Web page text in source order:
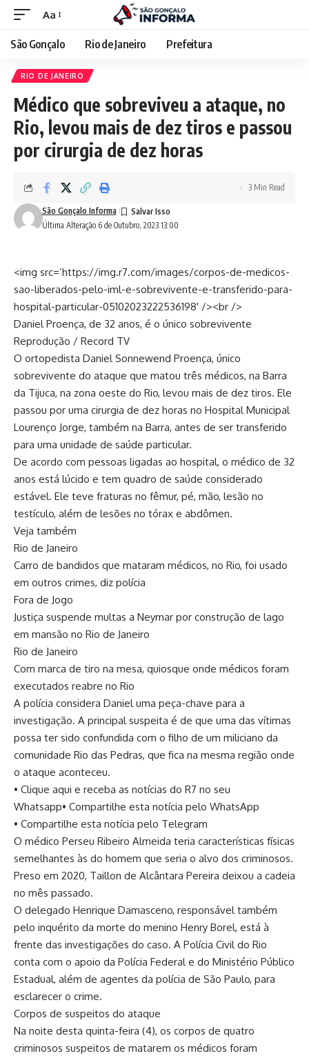
Aa
São Gonçalo Rio de Janeiro Prefeitura
RIO DE JANEIRO
Médico que sobreviveu a ataque, no
Rio, levou mais de dez tiros e passou
por cirurgia de dez horas
Última Alteração 6 de Outubro, 2023 13:00
São Gonçalo Informa
3 Min Read
<img src=’https://img.r7.com/images/corpos-de-medicos-
sao-liberados-pelo-iml-e-sobrevivente-e-transferido-para-
hospital-particular-05102023222536198′ /><br />
Daniel Proença, de 32 anos, é o único sobrevivente
Reprodução / Record TV
O ortopedista Daniel Sonnewend Proença, único
sobrevivente do ataque que matou três médicos, na Barra
da Tijuca, na zona oeste do Rio, levou mais de dez tiros. Ele
passou por uma cirurgia de dez horas no Hospital Municipal
Lourenço Jorge, também na Barra, antes de ser transferido
para uma unidade de saúde particular.
De acordo com pessoas ligadas ao hospital, o médico de 32
anos está lúcido e tem quadro de saúde considerado
estável. Ele teve fraturas no fêmur, pé, mão, lesão no
testículo, além de lesões no tórax e abdômen.
Veja também
Rio de Janeiro
Carro de bandidos que mataram médicos, no Rio, foi usado
em outros crimes, diz polícia
Fora de Jogo
Justiça suspende multas a Neymar por construção de lago
em mansão no Rio de Janeiro
Rio de Janeiro
Com marca de tiro na mesa, quiosque onde médicos foram
executados reabre no Rio
A polícia considera Daniel uma peça-chave para a
investigação. A principal suspeita é de que uma das vítimas
possa ter sido confundida com o filho de um miliciano da
comunidade Rio das Pedras, que fica na mesma região onde
o ataque aconteceu.
• Clique aqui e receba as notícias do R7 no seu
Whatsapp• Compartilhe esta notícia pelo WhatsApp
• Compartilhe esta notícia pelo Telegram
O médico Perseu Ribeiro Almeida teria características físicas
semelhantes às do homem que seria o alvo dos criminosos.
Preso em 2020, Taillon de Alcântara Pereira deixou a cadeia
no mês passado.
O delegado Henrique Damasceno, responsável também
pelo inquérito da morte do menino Henry Borel, está à
frente das investigações do caso. A Polícia Civil do Rio
conta com o apoio da Polícia Federal e do Ministério Público
Estadual, além de agentes da polícia de São Paulo, para
esclarecer o crime.
Corpos de suspeitos do ataque
Na noite desta quinta-feira (4), os corpos de quatro
criminosos suspeitos de matarem os médicos foram